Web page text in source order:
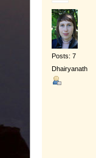
Posts: 7
Dhairyanath